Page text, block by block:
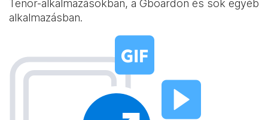
Tenor-alkalmazásokban, a Gboardon és sok egyéb
alkalmazásban.